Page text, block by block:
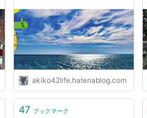
akiko42life.hatenablog.com
47 ブックマーク